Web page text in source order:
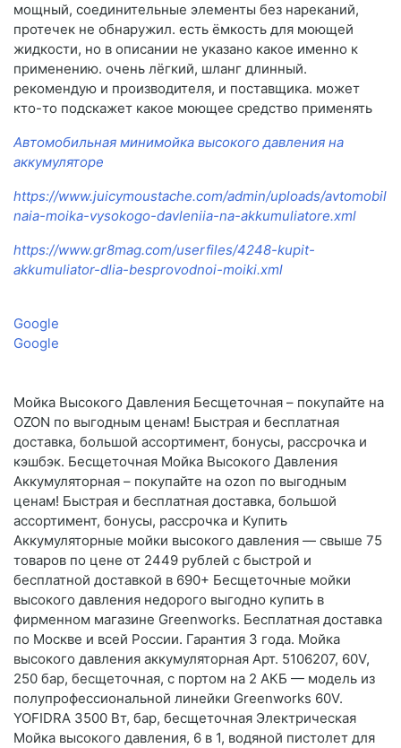
мощный, соединительные элементы без нареканий,
протечек не обнаружил. есть ёмкость для моющей
жидкости, но в описании не указано какое именно к
применению. очень лёгкий, шланг длинный.
рекомендую и производителя, и поставщика. может
кто-то подскажет какое моющее средство применять
Автомобильная минимойка высокого давления на
аккумуляторе
https://www.juicymoustache.com/admin/uploads/avtomobil
naia-moika-vysokogo-davleniia-na-akkumuliatore.xml
https://www.gr8mag.com/userfiles/4248-kupit-
akkumuliator-dlia-besprovodnoi-moiki.xml
Google
Google
Мойка Высокого Давления Бесщеточная – покупайте на
OZON по выгодным ценам! Быстрая и бесплатная
доставка, большой ассортимент, бонусы, рассрочка и
кэшбэк. Бесщеточная Мойка Высокого Давления
Аккумуляторная – покупайте на ozon по выгодным
ценам! Быстрая и бесплатная доставка, большой
ассортимент, бонусы, рассрочка и Купить
Аккумуляторные мойки высокого давления — свыше 75
товаров по цене от 2449 рублей с быстрой и
бесплатной доставкой в 690+ Бесщеточные мойки
высокого давления недорого выгодно купить в
фирменном магазине Greenworks. Бесплатная доставка
по Москве и всей России. Гарантия 3 года. Мойка
высокого давления аккумуляторная Арт. 5106207, 60V,
250 бар, бесщеточная, с портом на 2 АКБ — модель из
полупрофессиональной линейки Greenworks 60V.
YOFIDRA 3500 Вт, бар, бесщеточная Электрическая
Мойка высокого давления, 6 в 1, водяной пистолет для